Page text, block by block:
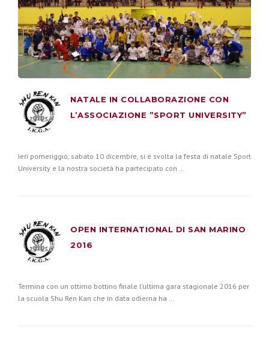
NATALE IN COLLABORAZIONE CON
L’ASSOCIAZIONE ”SPORT UNIVERSITY”
Ieri pomeriggio, sabato 10 dicembre, si è svolta la festa di natale Sport
University e la nostra società ha partecipato con …
OPEN INTERNATIONAL DI SAN MARINO
2016
Termina con un ottimo bottino finale l’ultima gara stagionale 2016 per
la scuola Shu Ren Kan che in data odierna ha …